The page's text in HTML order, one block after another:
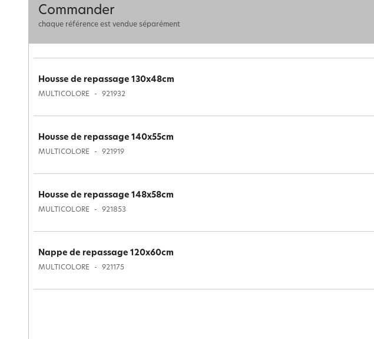
Commander
chaque référence est vendue séparément
Housse de repassage 130x48cm
MULTICOLORE 921932
Housse de repassage 140x55cm
MULTICOLORE 921919
Housse de repassage 148x58cm
MULTICOLORE 921853
Nappe de repassage 120x60cm
MULTICOLORE 921175